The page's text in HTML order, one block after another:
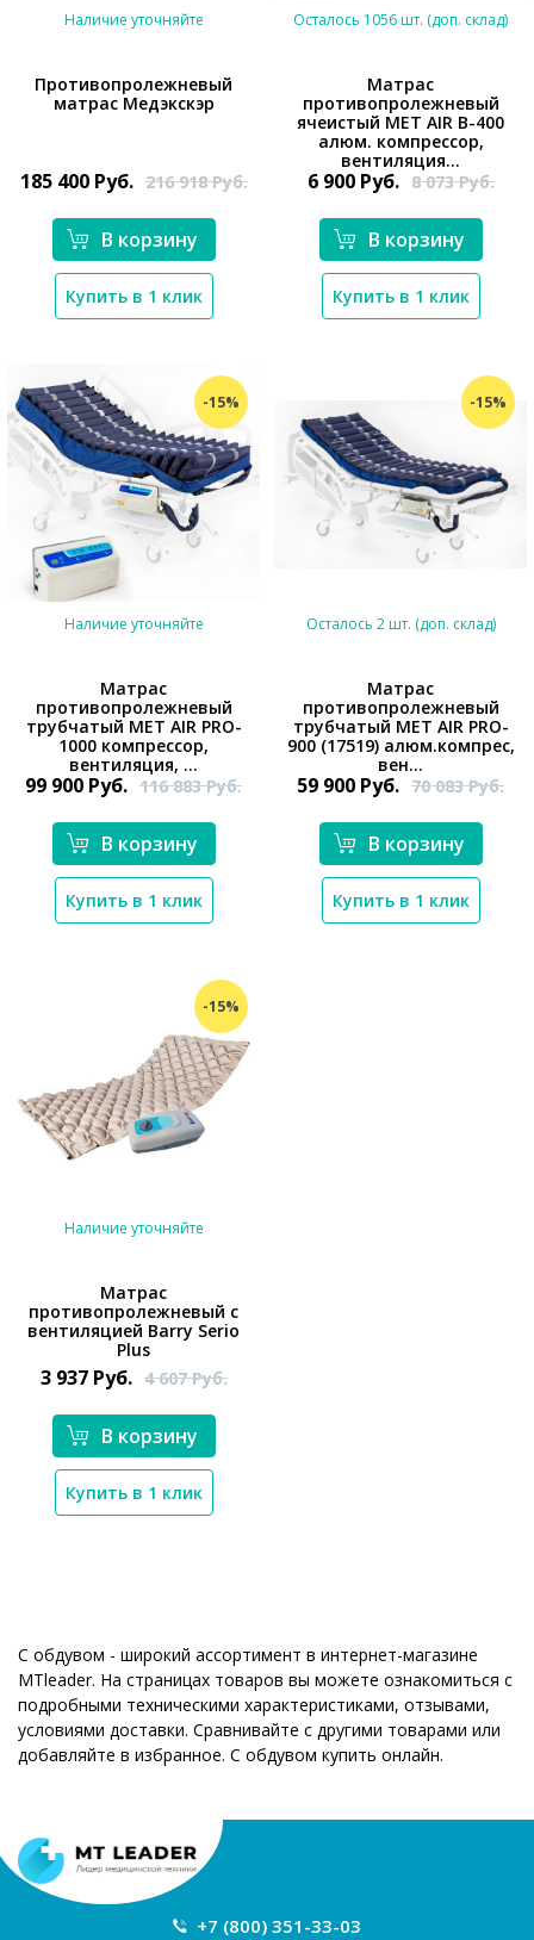
*}
Наличие уточняйте
Противопролежневый
матрас Медэкскэр
185 400 Руб. 216 918Руб.
В корзину
Купить в 1 клик
*}
Осталось 1056 шт. (доп. склад)
Матрас
противопролежневый
ячеистый MET AIR B-400
алюм. компрессор,
вентиляция...
6 900 Руб. 8 073Руб.
В корзину
Купить в 1 клик
-15%
*}
Наличие уточняйте
Матрас
противопролежневый
трубчатый MET AIR PRO-
1000 компрессор,
вентиляция, ...
99 900 Руб. 116 883Руб.
В корзину
Купить в 1 клик
-15%
*}
Осталось 2 шт. (доп. склад)
Матрас
противопролежневый
трубчатый MET AIR PRO-
900 (17519) алюм.компрес,
вен...
59 900 Руб. 70 083Руб.
В корзину
Купить в 1 клик
-15%
*}
Наличие уточняйте
Матрас
противопролежневый с
вентиляцией Barry Serio
Plus
3 937 Руб. 4 607Руб.
В корзину
Купить в 1 клик
С обдувом - широкий ассортимент в интернет-магазине
MTleader. На страницах товаров вы можете ознакомиться с
подробными техническими характеристиками, отзывами,
условиями доставки. Сравнивайте с другими товарами или
добавляйте в избранное. С обдувом купить онлайн.
+7 (800) 351-33-03